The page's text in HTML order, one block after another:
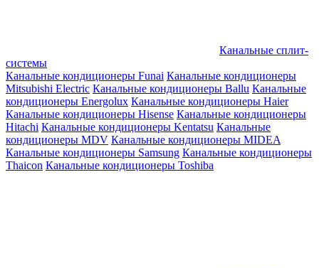
Канальные сплит-
системы
Канальные кондиционеры Funai Канальные кондиционеры
Mitsubishi Electric Канальные кондиционеры Ballu Канальные
кондиционеры Energolux Канальные кондиционеры Haier
Канальные кондиционеры Hisense Канальные кондиционеры
Hitachi Канальные кондиционеры Kentatsu Канальные
кондиционеры MDV Канальные кондиционеры MIDEA
Канальные кондиционеры Samsung Канальные кондиционеры
Thaicon Канальные кондиционеры Toshiba